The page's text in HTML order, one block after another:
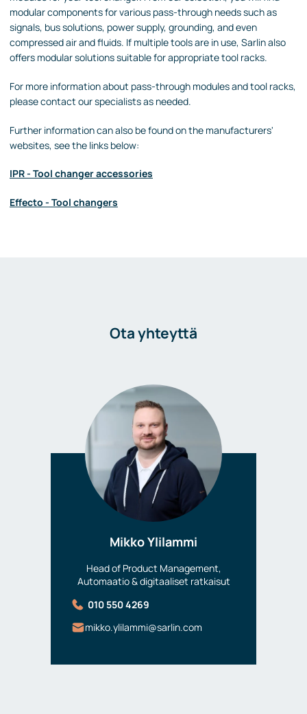
modular components for various pass-through needs such as
signals, bus solutions, power supply, grounding, and even
compressed air and fluids. If multiple tools are in use, Sarlin also
offers modular solutions suitable for appropriate tool racks.
For more information about pass-through modules and tool racks,
please contact our specialists as needed.
Further information can also be found on the manufacturers'
websites, see the links below:
IPR - Tool changer accessories
Effecto - Tool changers
Ota yhteyttä
Mikko Ylilammi
Head of Product Management,
Automaatio & digitaaliset ratkaisut
010 550 4269
mikko.ylilammi@sarlin.com